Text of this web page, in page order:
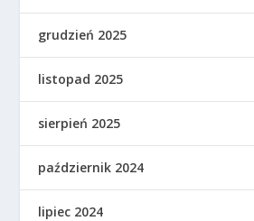
grudzień 2025
listopad 2025
sierpień 2025
październik 2024
lipiec 2024